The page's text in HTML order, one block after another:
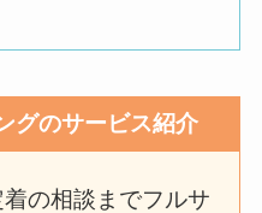
グのサービス紹介
の相談までフルサ